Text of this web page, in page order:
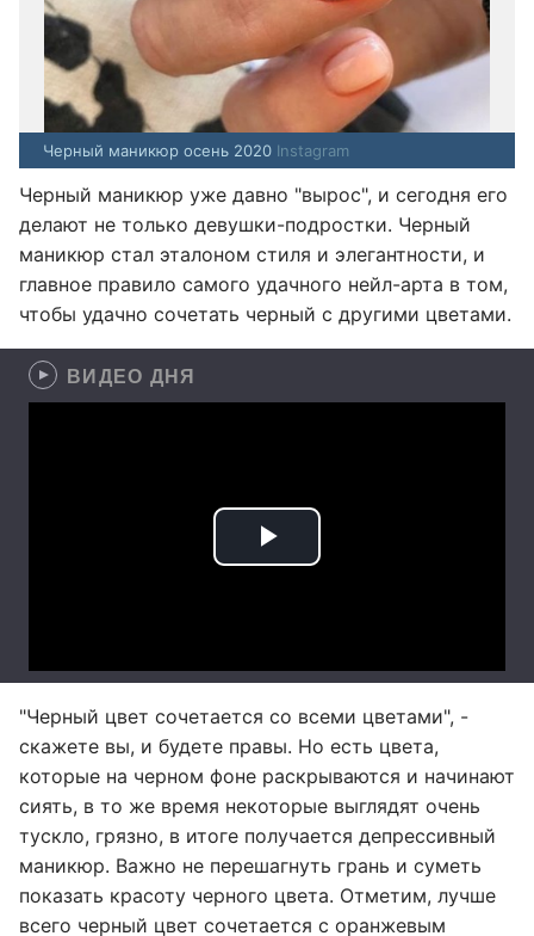
Черный маникюр осень 2020 Instagram
Черный маникюр уже давно "вырос", и сегодня его
делают не только девушки-подростки. Черный
маникюр стал эталоном стиля и элегантности, и
главное правило самого удачного нейл-арта в том,
чтобы удачно сочетать черный с другими цветами.
ВИДЕО ДНЯ
"Черный цвет сочетается со всеми цветами", -
скажете вы, и будете правы. Но есть цвета,
которые на черном фоне раскрываются и начинают
сиять, в то же время некоторые выглядят очень
тускло, грязно, в итоге получается депрессивный
маникюр. Важно не перешагнуть грань и суметь
показать красоту черного цвета. Отметим, лучше
всего черный цвет сочетается с оранжевым